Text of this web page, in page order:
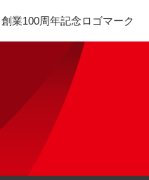
創業100周年記念ロゴマーク